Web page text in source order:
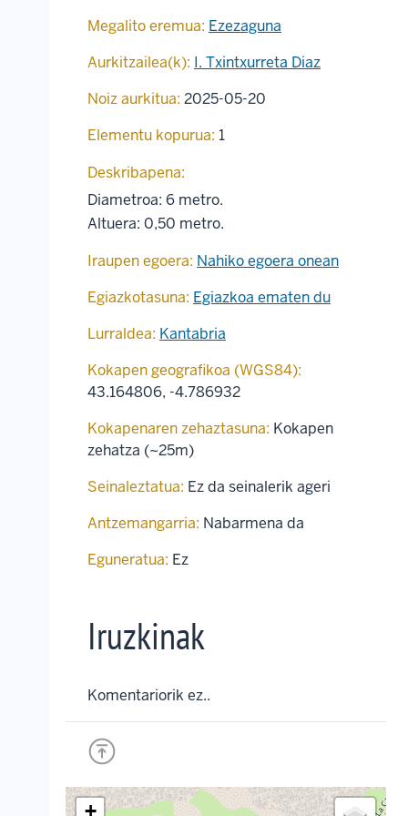
Megalito eremua: Ezezaguna
Aurkitzailea(k): I. Txintxurreta Diaz
Noiz aurkitua: 2025-05-20
Elementu kopurua: 1
Deskribapena:
Diametroa: 6 metro.
Altuera: 0,50 metro.
Iraupen egoera: Nahiko egoera onean
Egiazkotasuna: Egiazkoa ematen du
Lurraldea: Kantabria
Kokapen geografikoa (WGS84):
43.164806, -4.786932
Kokapenaren zehaztasuna: Kokapen
zehatza (~25m)
Seinaleztatua: Ez da seinalerik ageri
Antzemangarria: Nabarmena da
Eguneratua: Ez
Iruzkinak
Komentariorik ez..
+